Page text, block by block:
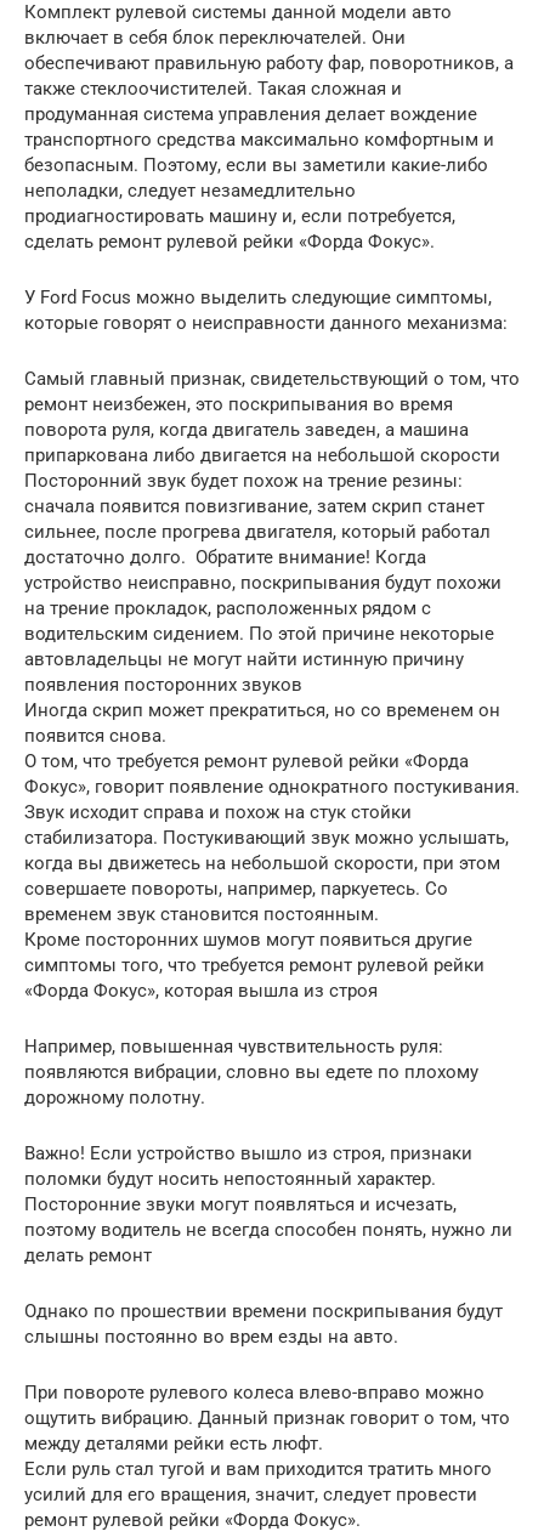
Комплект рулевой системы данной модели авто
включает в себя блок переключателей. Они
обеспечивают правильную работу фар, поворотников, а
также стеклоочистителей. Такая сложная и
продуманная система управления делает вождение
транспортного средства максимально комфортным и
безопасным. Поэтому, если вы заметили какие-либо
неполадки, следует незамедлительно
продиагностировать машину и, если потребуется,
сделать ремонт рулевой рейки «Форда Фокус».
У Ford Focus можно выделить следующие симптомы,
которые говорят о неисправности данного механизма:
Самый главный признак, свидетельствующий о том, что
ремонт неизбежен, это поскрипывания во время
поворота руля, когда двигатель заведен, а машина
припаркована либо двигается на небольшой скорости
Посторонний звук будет похож на трение резины:
сначала появится повизгивание, затем скрип станет
сильнее, после прогрева двигателя, который работал
достаточно долго. Обратите внимание! Когда
устройство неисправно, поскрипывания будут похожи
на трение прокладок, расположенных рядом с
водительским сидением. По этой причине некоторые
автовладельцы не могут найти истинную причину
появления посторонних звуков
Иногда скрип может прекратиться, но со временем он
появится снова.
О том, что требуется ремонт рулевой рейки «Форда
Фокус», говорит появление однократного постукивания.
Звук исходит справа и похож на стук стойки
стабилизатора. Постукивающий звук можно услышать,
когда вы движетесь на небольшой скорости, при этом
совершаете повороты, например, паркуетесь. Со
временем звук становится постоянным.
Кроме посторонних шумов могут появиться другие
симптомы того, что требуется ремонт рулевой рейки
«Форда Фокус», которая вышла из строя
Например, повышенная чувствительность руля:
появляются вибрации, словно вы едете по плохому
дорожному полотну.
Важно! Если устройство вышло из строя, признаки
поломки будут носить непостоянный характер.
Посторонние звуки могут появляться и исчезать,
поэтому водитель не всегда способен понять, нужно ли
делать ремонт
Однако по прошествии времени поскрипывания будут
слышны постоянно во врем езды на авто.
При повороте рулевого колеса влево-вправо можно
ощутить вибрацию. Данный признак говорит о том, что
между деталями рейки есть люфт.
Если руль стал тугой и вам приходится тратить много
усилий для его вращения, значит, следует провести
ремонт рулевой рейки «Форда Фокус».